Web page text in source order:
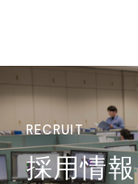
採用情報
RECRUIT